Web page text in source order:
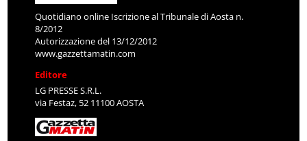
Quotidiano online Iscrizione al Tribunale di Aosta n.
8/2012
Autorizzazione del 13/12/2012
www.gazzettamatin.com
Editore
LG PRESSE S.R.L.
via Festaz, 52 11100 AOSTA